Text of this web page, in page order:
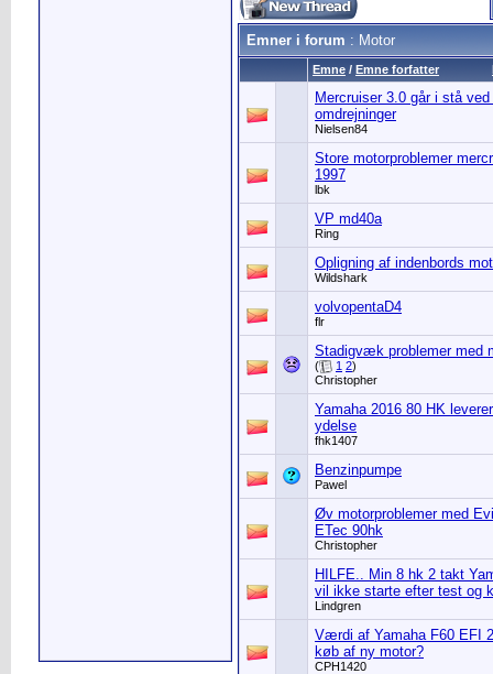
Emner i forum : Motor
Emne / Emne forfatter
Mercruiser 3.0 går i stå ved
omdrejninger
Nielsen84
Store motorproblemer
1997
lbk
VP md40a
Ring
Opligning af indenbords
Wildshark
volvopentaD4
flr
Stadigvæk problemer med
( 1 2)
Christopher
Yamaha 2016 80 HK
ydelse
fhk1407
Benzinpumpe
Pawel
Øv motorproblemer med
ETec 90hk
Christopher
HILFE.. Min 8 hk 2 takt
vil ikke starte efter test og
Lindgren
Værdi af Yamaha F60 EFI
køb af ny motor?
CPH1420